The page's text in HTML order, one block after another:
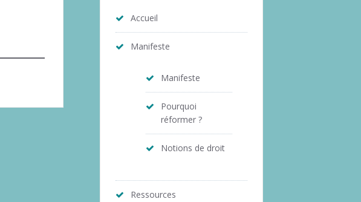
Accueil
Manifeste
Manifeste
Pourquoi
réformer ?
Notions de droit
Ressources